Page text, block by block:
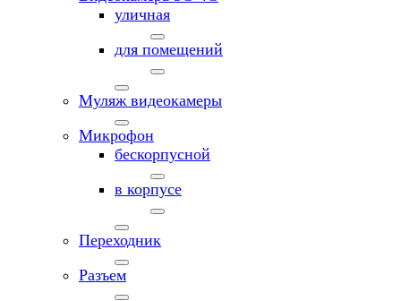
уличная
для помещений
Муляж видеокамеры
Микрофон
бескорпусной
в корпусе
Переходник
Разъем